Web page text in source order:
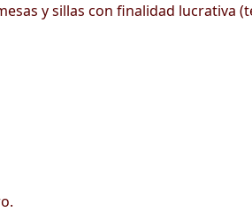
y sillas con finalidad lucrativa